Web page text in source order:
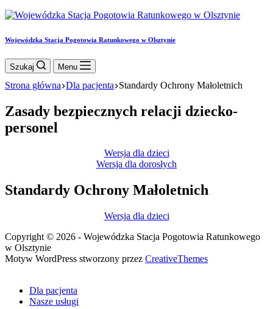
Wojewódzka Stacja Pogotowia Ratunkowego w Olsztynie
Szukaj Menu
Strona główna Dla pacjenta Standardy Ochrony Małoletnich
Zasady bezpiecznych relacji dziecko-
personel
Wersja dla dzieci
Wersja dla dorosłych
Standardy Ochrony Małoletnich
Wersja dla dzieci
Copyright © 2026 - Wojewódzka Stacja Pogotowia Ratunkowego
w Olsztynie
Motyw WordPress stworzony przez CreativeThemes
Dla pacjenta
Nasze usługi